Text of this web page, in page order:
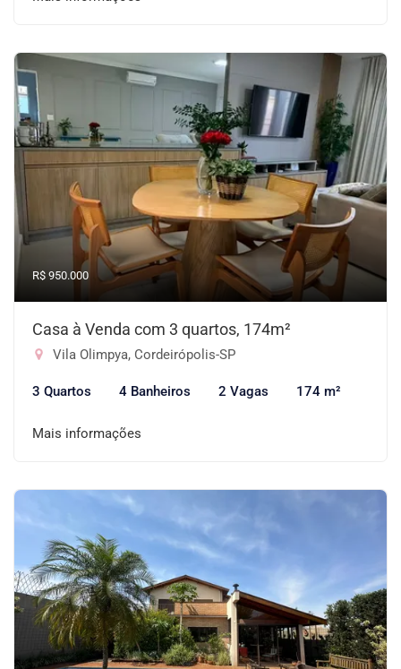
R$ 950.000
Casa à Venda com 3 quartos, 174m²
Vila Olimpya, Cordeirópolis-SP
3 Quartos 4 Banheiros 2 Vagas 174 m²
Mais informações